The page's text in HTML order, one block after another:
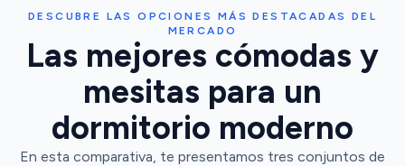
DESCUBRE LAS OPCIONES MÁS DESTACADAS DEL
MERCADO
Las mejores cómodas y
mesitas para un
dormitorio moderno
En esta comparativa, te presentamos tres conjuntos de